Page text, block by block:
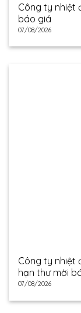
Công ty nhiệt
báo giá
07/08/2026
Công ty nhiệt
hạn thư mời
07/08/2026